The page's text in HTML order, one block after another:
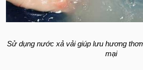
Sử dụng nước xả vải giúp lưu hương
mại